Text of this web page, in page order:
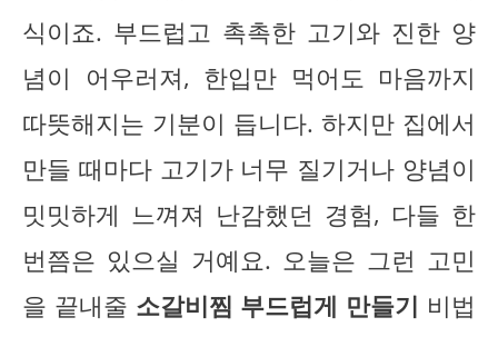
식이죠. 부드럽고 촉촉한 고기와 진한 양
념이 어우러져, 한입만 먹어도 마음까지
따뜻해지는 기분이 듭니다. 하지만 집에서
만들 때마다 고기가 너무 질기거나 양념이
밋밋하게 느껴져 난감했던 경험, 다들 한
번쯤은 있으실 거예요. 오늘은 그런 고민
을 끝내줄 소갈비찜 부드럽게 만들기 비법